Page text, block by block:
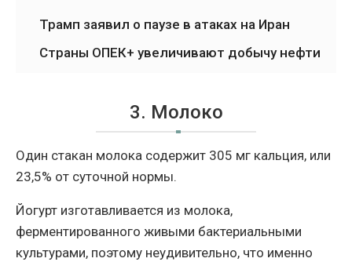
Трамп заявил о паузе в атаках на Иран
Страны ОПЕК+ увеличивают добычу нефти
3. Молоко
Один стакан молока содержит 305 мг кальция, или
23,5% от суточной нормы.
Йогурт изготавливается из молока,
ферментированного живыми бактериальными
культурами, поэтому неудивительно, что именно